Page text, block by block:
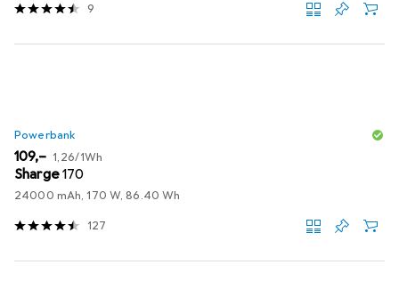
9
Powerbank
EUR
109,– EUR
1,26/1Wh
Sharge170
24000 mAh, 170 W, 86.40 Wh
127